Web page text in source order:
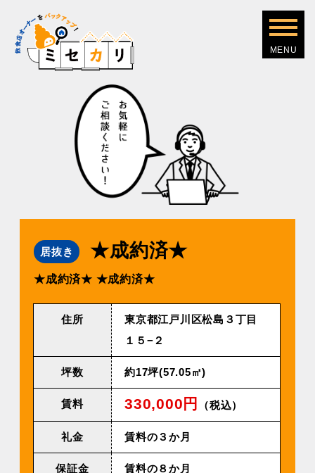
居抜き ★成約済★
★成約済★ ★成約済★
住所
東京都江戸川区松島３丁目
１５−２
坪数 約17坪(57.05㎡)
賃料 330,000円 （税込）
礼金 賃料の３か月
保証金 賃料の８か月